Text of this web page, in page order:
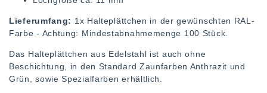
Lieferumfang: 1x Halteplättchen in der gewünschten RAL-
Farbe - Achtung: Mindestabnahmemenge 100 Stück.
Das Halteplättchen aus Edelstahl ist auch ohne
Beschichtung, in den Standard Zaunfarben Anthrazit und
Grün, sowie Spezialfarben erhältlich.